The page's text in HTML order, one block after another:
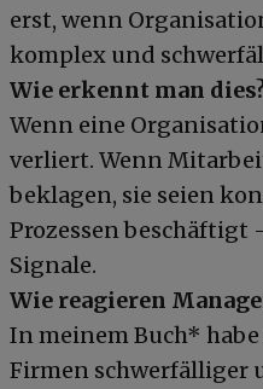
erst, wenn
komplex und
Wie erkennt man
Wenn eine
verliert. Wenn
beklagen, sie seien
Prozessen beschäftigt
Signale.
Wie reagieren
In meinem Buch*
Firmen schwerfälliger